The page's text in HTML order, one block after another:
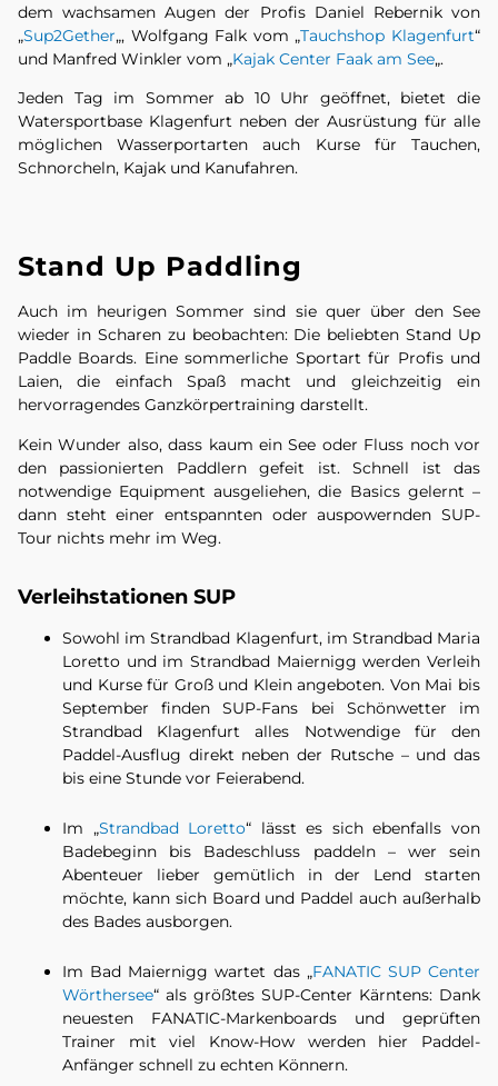
dem wachsamen Augen der Profis Daniel Rebernik von
„Sup2Gether„, Wolfgang Falk vom „Tauchshop Klagenfurt“
und Manfred Winkler vom „Kajak Center Faak am See„.
Jeden Tag im Sommer ab 10 Uhr geöffnet, bietet die
Watersportbase Klagenfurt neben der Ausrüstung für alle
möglichen Wasserportarten auch Kurse für Tauchen,
Schnorcheln, Kajak und Kanufahren.
Stand Up Paddling
Auch im heurigen Sommer sind sie quer über den See
wieder in Scharen zu beobachten: Die beliebten Stand Up
Paddle Boards. Eine sommerliche Sportart für Profis und
Laien, die einfach Spaß macht und gleichzeitig ein
hervorragendes Ganzkörpertraining darstellt.
Kein Wunder also, dass kaum ein See oder Fluss noch vor
den passionierten Paddlern gefeit ist. Schnell ist das
notwendige Equipment ausgeliehen, die Basics gelernt –
dann steht einer entspannten oder auspowernden SUP-
Tour nichts mehr im Weg.
Verleihstationen SUP
Sowohl im Strandbad Klagenfurt, im Strandbad Maria
Loretto und im Strandbad Maiernigg werden Verleih
und Kurse für Groß und Klein angeboten. Von Mai bis
September finden SUP-Fans bei Schönwetter im
Strandbad Klagenfurt alles Notwendige für den
Paddel-Ausflug direkt neben der Rutsche – und das
bis eine Stunde vor Feierabend.
Im „Strandbad Loretto“ lässt es sich ebenfalls von
Badebeginn bis Badeschluss paddeln – wer sein
Abenteuer lieber gemütlich in der Lend starten
möchte, kann sich Board und Paddel auch außerhalb
des Bades ausborgen.
Im Bad Maiernigg wartet das „FANATIC SUP Center
Wörthersee“ als größtes SUP-Center Kärntens: Dank
neuesten FANATIC-Markenboards und geprüften
Trainer mit viel Know-How werden hier Paddel-
Anfänger schnell zu echten Könnern.